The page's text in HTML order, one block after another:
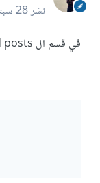
نشر28 سبتمبر 2022
في قسم ال related posts أسفل الصفحة .. قمت بعمل